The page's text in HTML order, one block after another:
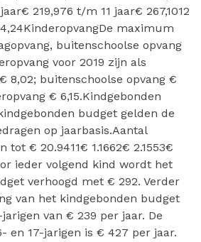
219,976 t/m 11 jaar€ 267,1012
maximum
buitenschoolse opvang
voor 2019 zijn als
8,02; buitenschoolse opvang €
€ 6,15.Kindgebonden
budget gelden de
op jaarbasis.Aantal
tot € 20.9411€ 1.1662€ 2.1553€
ieder volgend kind wordt het
verhoogd met € 292. Verder
van het kindgebonden budget
van € 239 per jaar. De
en 17-jarigen is € 427 per jaar.